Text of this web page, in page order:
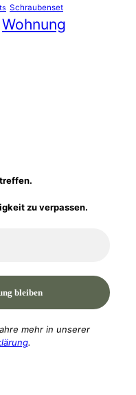
Schraubenset
Wohnung
zu verpassen.
mehr in unserer
.